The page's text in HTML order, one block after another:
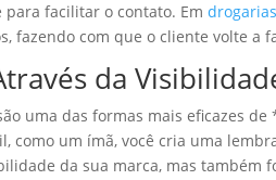
para facilitar o contato. Emdrogarias
fazendo com que o cliente volte a
da
uma das formas mais eficazes
como um ímã, você cria uma
da sua marca, mas também